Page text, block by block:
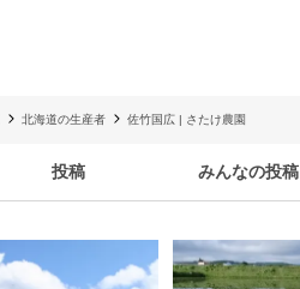
北海道の生産者 佐竹国広 | さたけ農園
投稿 みんなの投稿